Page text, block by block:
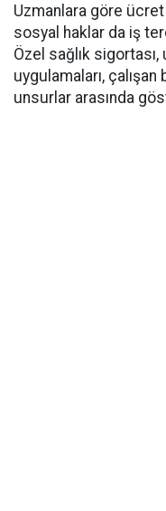
Uzmanlara göre
sosyal haklar da iş
Özel sağlık
uygulamaları, çalışan
unsurlar arasında